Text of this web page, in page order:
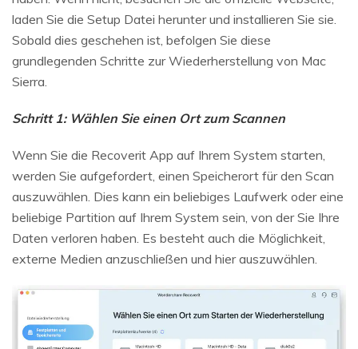
laden Sie die Setup Datei herunter und installieren Sie sie.
Sobald dies geschehen ist, befolgen Sie diese
grundlegenden Schritte zur Wiederherstellung von Mac
Sierra.
Schritt 1: Wählen Sie einen Ort zum Scannen
Wenn Sie die Recoverit App auf Ihrem System starten,
werden Sie aufgefordert, einen Speicherort für den Scan
auszuwählen. Dies kann ein beliebiges Laufwerk oder eine
beliebige Partition auf Ihrem System sein, von der Sie Ihre
Daten verloren haben. Es besteht auch die Möglichkeit,
externe Medien anzuschließen und hier auszuwählen.